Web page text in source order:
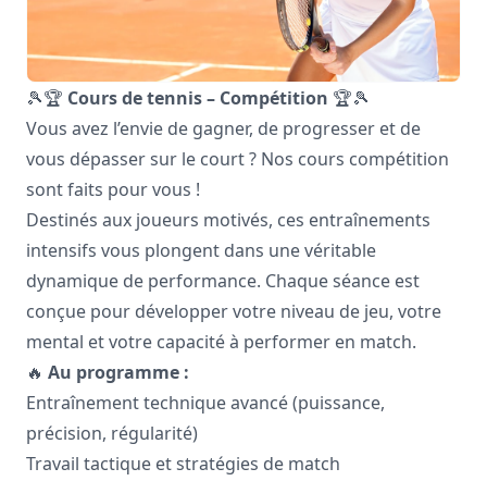
🎾🏆 Cours de tennis – Compétition 🏆🎾
Vous avez l’envie de gagner, de progresser et de
vous dépasser sur le court ? Nos cours compétition
sont faits pour vous !
Destinés aux joueurs motivés, ces entraînements
intensifs vous plongent dans une véritable
dynamique de performance. Chaque séance est
conçue pour développer votre niveau de jeu, votre
mental et votre capacité à performer en match.
🔥 Au programme :
Entraînement technique avancé (puissance,
précision, régularité)
Travail tactique et stratégies de match